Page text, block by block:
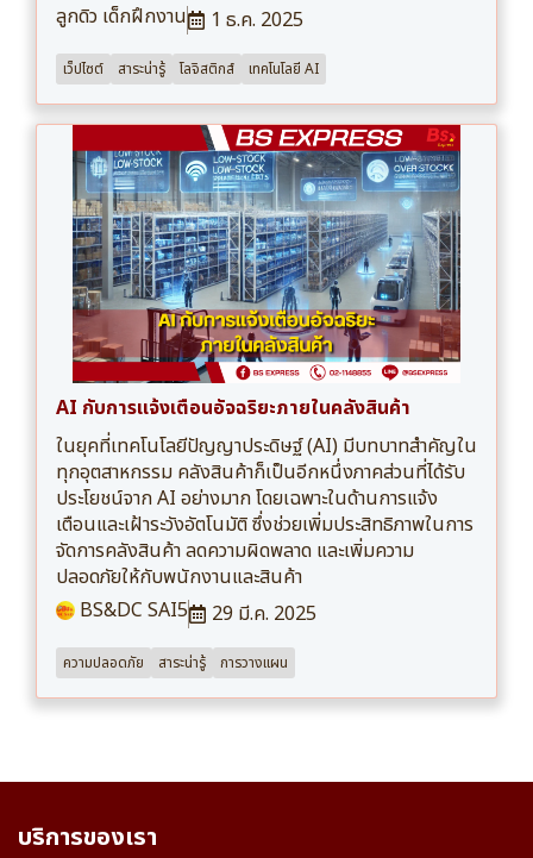
ลูกดิว เด็กฝึกงาน
1 ธ.ค. 2025
เว็ปไซต์ สาระน่ารู้ โลจิสติกส์ เทคโนโลยี AI
AI กับการแจ้งเตือนอัจฉริยะภายในคลังสินค้า
ในยุคที่เทคโนโลยีปัญญาประดิษฐ์ (AI) มีบทบาทสำคัญใน
ทุกอุตสาหกรรม คลังสินค้าก็เป็นอีกหนึ่งภาคส่วนที่ได้รับ
ประโยชน์จาก AI อย่างมาก โดยเฉพาะในด้านการแจ้ง
เตือนและเฝ้าระวังอัตโนมัติ ซึ่งช่วยเพิ่มประสิทธิภาพในการ
จัดการคลังสินค้า ลดความผิดพลาด และเพิ่มความ
ปลอดภัยให้กับพนักงานและสินค้า
BS&DC SAI5
29 มี.ค. 2025
ความปลอดภัย สาระน่ารู้ การวางแผน
บริการของเรา